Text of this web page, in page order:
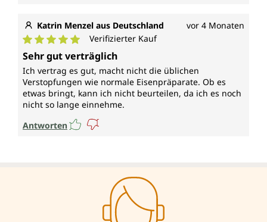
Katrin Menzel aus Deutschland vor 4 Monaten
Durchschnittliche Bewertung von 5 von 5 Sternen
Verifizierter Kauf
Sehr gut verträglich
Ich vertrag es gut, macht nicht die üblichen
Verstopfungen wie normale Eisenpräparate. Ob es
etwas bringt, kann ich nicht beurteilen, da ich es noch
nicht so lange einnehme.
Antworten